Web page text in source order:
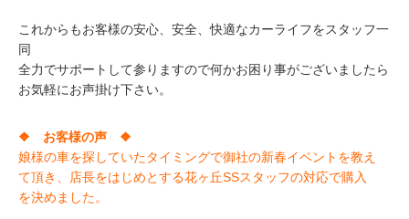
これからもお客様の安心、安全、快適なカーライフをスタッフ一
同
全力でサポートして参りますので何かお困り事がございましたら
お気軽にお声掛け下さい。
❖ お客様の声 ❖
娘様の車を探していたタイミングで御社の新春イベントを教え
て頂き、店長をはじめとする花ヶ丘SSスタッフの対応で購入
を決めました。